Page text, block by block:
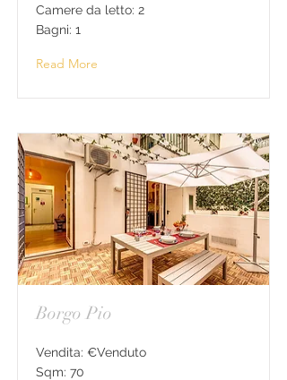
Camere da letto: 2
Bagni: 1
Read More
Borgo Pio
Vendita: €Venduto
Sqm: 70